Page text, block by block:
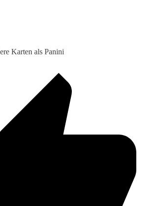
Karten als Panini